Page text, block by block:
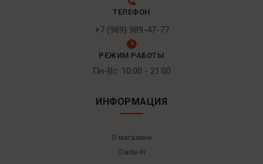
ТЕЛЕФОН
+7 (989) 989-47-77
РЕЖИМ РАБОТЫ
Пн-Вс: 10:00 - 21:00
ИНФОРМАЦИЯ
О магазине
Trade-In